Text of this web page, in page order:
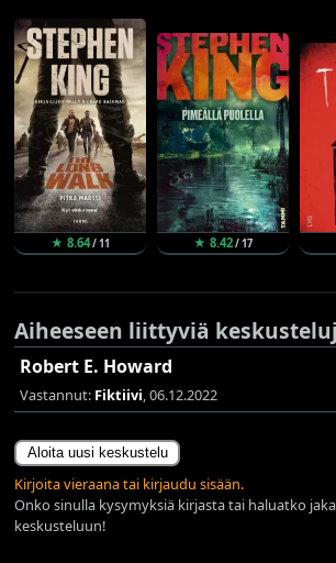
★ 8.64/ 11 ★ 8.42/ 17
Aiheeseen liittyviä
Robert E. Howard
Vastannut: Fiktiivi, 06.12.2022
Aloita uusi keskustelu
Kirjoita vieraana tai kirjaudu sisään.
Onko sinulla kysymyksiä kirjasta tai haluatko
keskusteluun!